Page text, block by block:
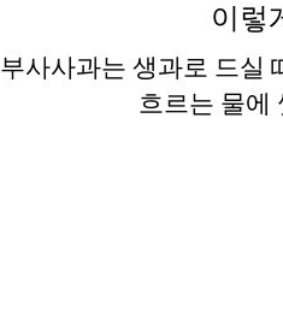
이렇
사사과는 생과로 드실
흐르는 물에